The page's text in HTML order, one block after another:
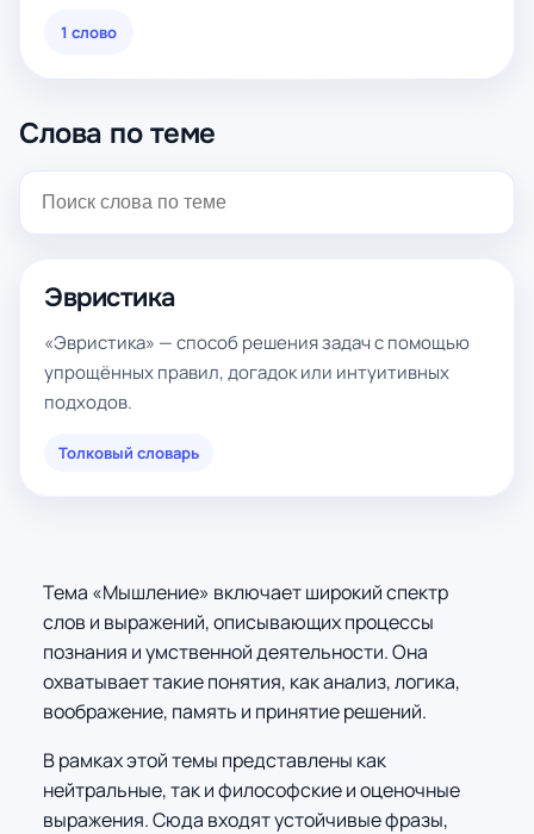
1 слово
Слова по теме
Эвристика
«Эвристика» — способ решения задач с помощью
упрощённых правил, догадок или интуитивных
подходов.
Толковый словарь
Тема «Мышление» включает широкий спектр
слов и выражений, описывающих процессы
познания и умственной деятельности. Она
охватывает такие понятия, как анализ, логика,
воображение, память и принятие решений.
В рамках этой темы представлены как
нейтральные, так и философские и оценочные
выражения. Сюда входят устойчивые фразы,